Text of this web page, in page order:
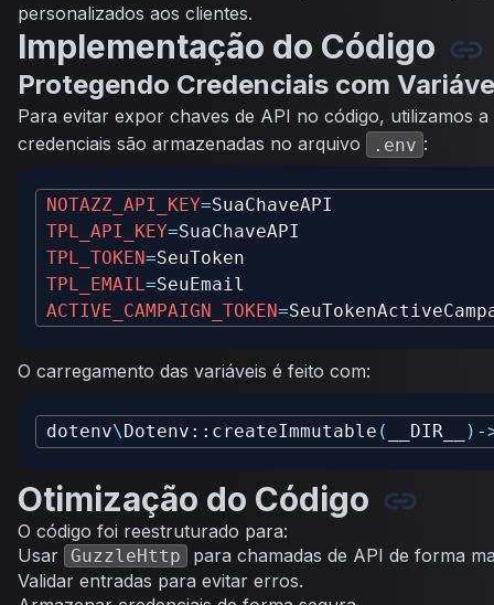
personalizados aos clientes.
Implementação do Código
Protegendo Credenciais com
Para evitar expor chaves de API no código, utilizamos
credenciais são armazenadas no arquivo
.env :
NOTAZZ_API_KEY=
TPL_API_KEY=
TPL_TOKEN=
TPL_EMAIL =
ACTIVE_CAMPAIGN_TOKEN=
O carregamento das variáveis é feito com:
dotenv\Dotenv::createImmutable ( __DIR__ ) -
Otimização do Código
O código foi reestruturado para:
Usar GuzzleHttp
para chamadas de API de forma
Validar entradas para evitar erros.